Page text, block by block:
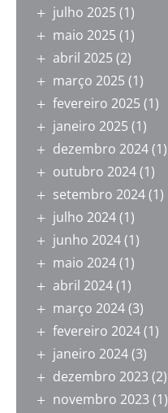
julho 2025 (1)
maio 2025 (1)
abril 2025 (2)
março 2025 (1)
fevereiro 2025 (1)
janeiro 2025 (1)
dezembro 2024(1)
outubro 2024(1)
setembro 2024(1)
julho 2024(1)
junho 2024(1)
maio 2024(1)
abril 2024(1)
março 2024(3)
fevereiro 2024(1)
janeiro 2024(3)
dezembro 2023 (2)
novembro 2023 (1)